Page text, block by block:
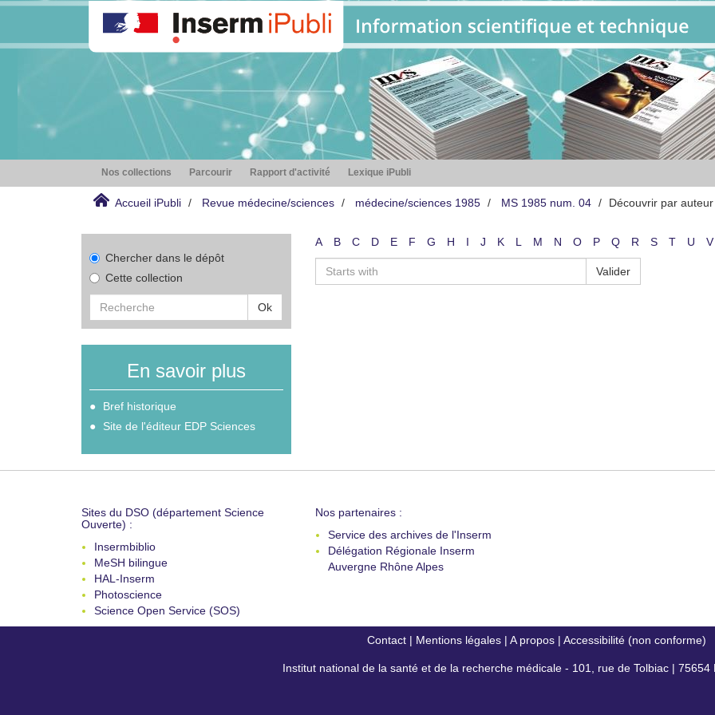
Nos collections Parcourir Rapport d'activité Lexique iPubli
Accueil iPubli Revue médecine/sciences médecine/sciences 1985 MS 1985 num. 04 Découvrir par auteur
Chercher dans le dépôt
Cette collection
Ok
En savoir plus
Bref historique
Site de l'éditeur EDP Sciences
A B C D E F G H I J K L M N O P Q R S T U V
Valider
Sites du DSO (département Science
Ouverte) :
Insermbiblio
MeSH bilingue
HAL-Inserm
Photoscience
Science Open Service (SOS)
Nos partenaires :
Service des archives de l'Inserm
Délégation Régionale Inserm
Auvergne Rhône Alpes
Contact| Mentions légales| A propos| Accessibilité (non conforme)
Institut national de la santé et de la recherche médicale - 101, rue de Tolbiac | 75654